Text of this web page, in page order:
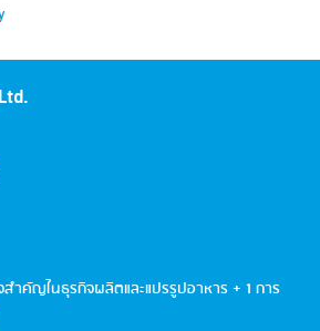
ำคัญในธุรกิจผลิตและแปรรูปอาหาร + 1 การ